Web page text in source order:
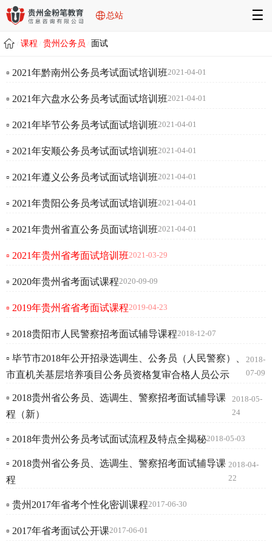
总站 ☰
课程 贵州公务员 面试
▫ 2021年黔南州公务员考试面试培训班2021-04-01
▫ 2021年六盘水公务员考试面试培训班2021-04-01
▫ 2021年毕节公务员考试面试培训班2021-04-01
▫ 2021年安顺公务员考试面试培训班2021-04-01
▫ 2021年遵义公务员考试面试培训班2021-04-01
▫ 2021年贵阳公务员考试面试培训班2021-04-01
▫ 2021年贵州省直公务员面试培训班2021-04-01
▫ 2021年贵州省考面试培训班2021-03-29
▫ 2020年贵州省考面试课程2020-09-09
▫ 2019年贵州省省考面试课程2019-04-23
▫ 2018贵阳市人民警察招考面试辅导课程2018-12-07
▫ 毕节市2018年公开招录选调生、公务员（人民警察）、
市直机关基层培养项目公务员资格复审合格人员公示
2018-
07-09
▫ 2018贵州省公务员、选调生、警察招考面试辅导课
程（新）
2018-05-
24
▫ 2018年贵州公务员考试面试流程及特点全揭秘2018-05-03
▫ 2018贵州省公务员、选调生、警察招考面试辅导课
程
2018-04-
22
▫ 贵州2017年省考个性化密训课程2017-06-30
▫ 2017年省考面试公开课2017-06-01